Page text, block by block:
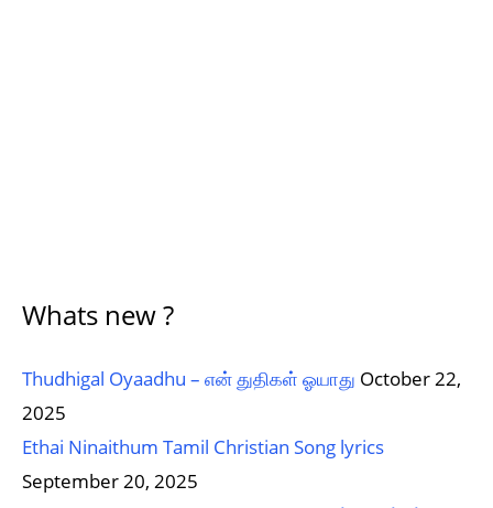
Whats new ?
Thudhigal Oyaadhu – என் துதிகள் ஓயாது October 22,
2025
Ethai Ninaithum Tamil Christian Song lyrics
September 20, 2025